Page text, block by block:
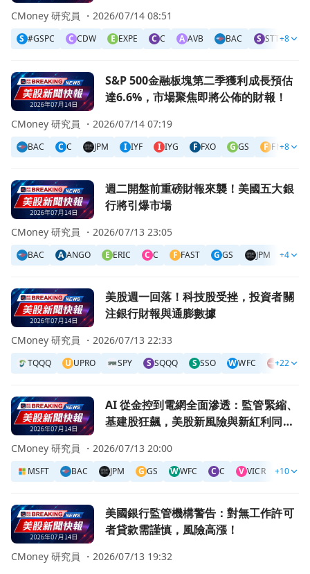
S #GSPC C CDW E EXPE C C A AVB BAC S STT W
+8
CMoney 研究員 ・ 2026/07/14 08:51
前往S&P 500金融板塊第二季獲利成長預估達6.6%，市場聚
S&P 500金融板塊第二季獲利成長預估
達6.6%，市場聚焦即將公佈的財報！
BAC C C JPM I IYF I IYG F FXO G GS F FNCL
+8
CMoney 研究員 ・ 2026/07/14 07:19
前往週二開盤前重磅財報來襲！美國五大銀行將引爆市場頁面
週二開盤前重磅財報來襲！美國五大銀
行將引爆市場
BAC A ANGO E ERIC C C F FAST G GS JPM W WFC
+4
CMoney 研究員 ・ 2026/07/13 23:05
前往美股週一回落！科技股受挫，投資者關注銀行財報與通
美股週一回落！科技股受挫，投資者關
注銀行財報與通膨數據
TQQQ U UPRO SPY S SQQQ S SSO WWFC VOO
+22
CMoney 研究員 ・ 2026/07/13 22:33
前往AI 從金控到電網全面滲透：監管緊縮、基建股狂飆，美
AI 從金控到電網全面滲透：監管緊縮、
基建股狂飆，美股新風險與新紅利同時
MSFT BAC JPM G GS WWFC C C V VICR V VRT
+10
CMoney 研究員 ・ 2026/07/13 20:00
前往美國銀行監管機構警告：對無工作許可者貸款需謹慎，
美國銀行監管機構警告：對無工作許可
者貸款需謹慎，風險高漲！
CMoney 研究員 ・ 2026/07/13 19:32